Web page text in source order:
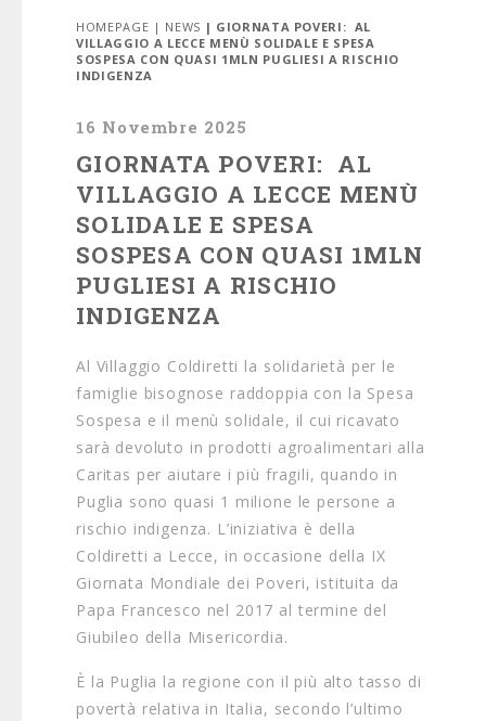
HOMEPAGE | NEWS | GIORNATA POVERI: AL
VILLAGGIO A LECCE MENÙ SOLIDALE E SPESA
SOSPESA CON QUASI 1MLN PUGLIESI A RISCHIO
INDIGENZA
16 Novembre 2025
GIORNATA POVERI: AL
VILLAGGIO A LECCE MENÙ
SOLIDALE E SPESA
SOSPESA CON QUASI 1MLN
PUGLIESI A RISCHIO
INDIGENZA
Al Villaggio Coldiretti la solidarietà per le
famiglie bisognose raddoppia con la Spesa
Sospesa e il menù solidale, il cui ricavato
sarà devoluto in prodotti agroalimentari alla
Caritas per aiutare i più fragili, quando in
Puglia sono quasi 1 milione le persone a
rischio indigenza. L’iniziativa è della
Coldiretti a Lecce, in occasione della IX
Giornata Mondiale dei Poveri, istituita da
Papa Francesco nel 2017 al termine del
Giubileo della Misericordia.
È la Puglia la regione con il più alto tasso di
povertà relativa in Italia, secondo l’ultimo